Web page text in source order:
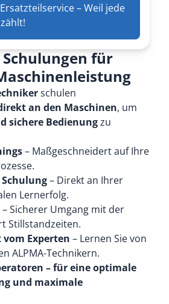
– Weil jede
für
schulen
an den Maschinen, um
sichere Bedienungzu
– Maßgeschneidert auf Ihre
– Direkt an Ihrer
Lernerfolg.
– Sicherer Umgang mit der
Stillstandzeiten.
Experten – Lernen Sie von
ALPMA-Technikern.
– für eine optimale
und maximale